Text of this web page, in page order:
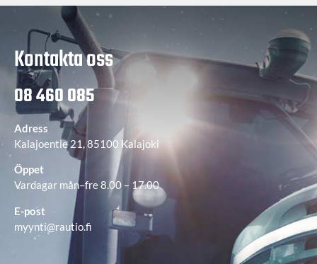
Kontakta oss
08 460 085
Adress
Kalajoentie 21, 85100 Kalajoki
Öppet
Vardagar mån–fre 8.00 – 17.00
E-post
myynti@rautio.fi